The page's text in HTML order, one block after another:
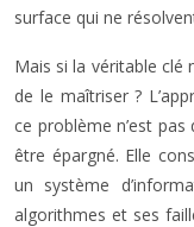
surface qui ne
Mais si la véritable clé
de le maîtriser ?
ce problème n’est
être épargné. Elle
un système
algorithmes et ses